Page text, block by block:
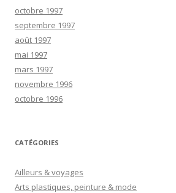
octobre 1997
septembre 1997
août 1997
mai 1997
mars 1997
novembre 1996
octobre 1996
CATÉGORIES
Ailleurs & voyages
Arts plastiques, peinture & mode